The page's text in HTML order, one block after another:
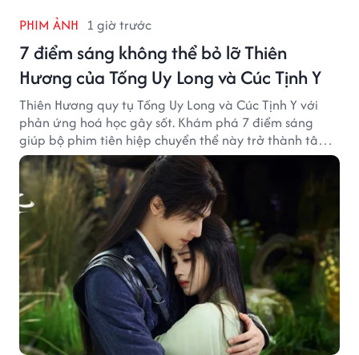
PHIM ẢNH 1 giờ trước
7 điểm sáng không thể bỏ lỡ Thiên
Hương của Tống Uy Long và Cúc Tịnh Y
Thiên Hương quy tụ Tống Uy Long và Cúc Tịnh Y với
phản ứng hoá học gây sốt. Khám phá 7 điểm sáng
giúp bộ phim tiên hiệp chuyển thể này trở thành tâm
điểm chú ý.